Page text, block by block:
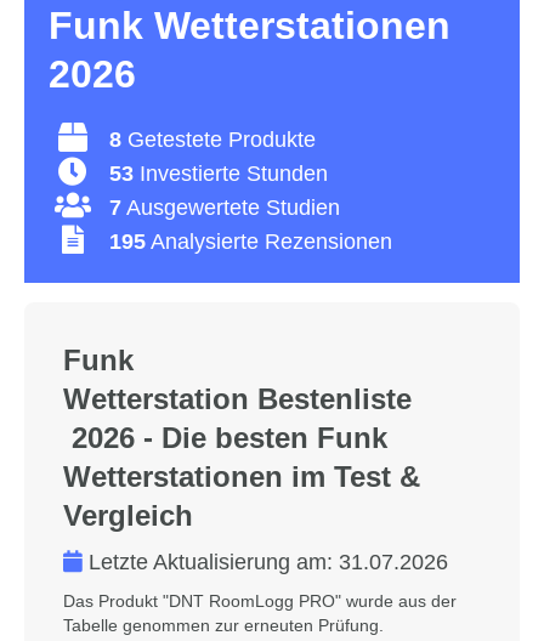
Funk Wetterstationen
2026
8 Getestete Produkte
53 Investierte Stunden
7 Ausgewertete Studien
195 Analysierte Rezensionen
Funk
Wetterstation Bestenliste
2026 - Die besten Funk
Wetterstationen im Test &
Vergleich
Letzte Aktualisierung am: 31.07.2026
Das Produkt "DNT RoomLogg PRO" wurde aus der
Tabelle genommen zur erneuten Prüfung.